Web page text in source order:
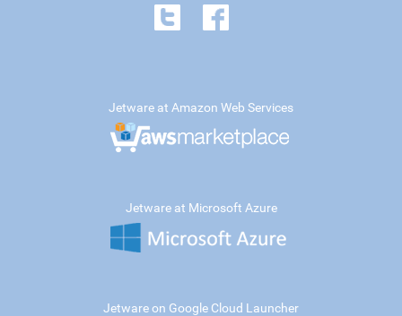
Jetware at Amazon Web Services
Jetware at Microsoft Azure
Jetware on Google Cloud Launcher